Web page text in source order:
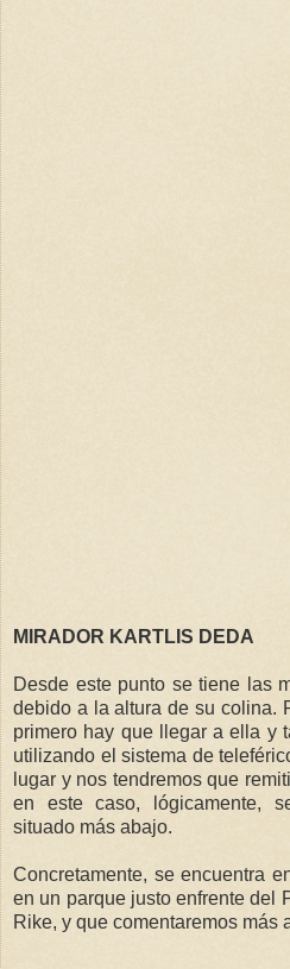
MIRADOR KARTLIS DEDA
Desde este punto se tiene las
debido a la altura de su colina.
primero hay que llegar a ella y
utilizando el sistema de
lugar y nos tendremos que
en este caso, lógicamente,
situado más abajo.
Concretamente, se encuentra
en un parque justo enfrente del
Rike, y que comentaremos más